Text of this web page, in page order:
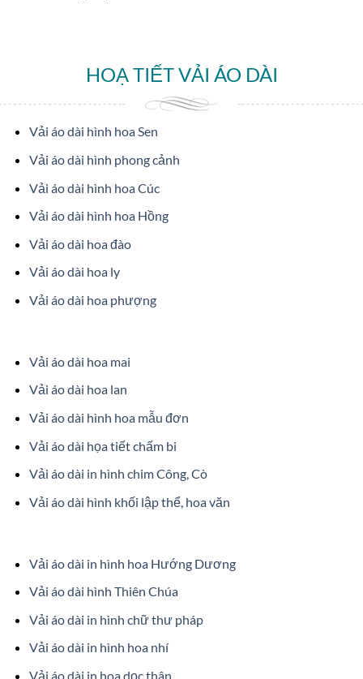
HOẠ TIẾT VẢI ÁO DÀI
Vải áo dài hình hoa Sen
Vải áo dài hình phong cảnh
Vải áo dài hình hoa Cúc
Vải áo dài hình hoa Hồng
Vải áo dài hoa đào
Vải áo dài hoa ly
Vải áo dài hoa phượng
Vải áo dài hoa mai
Vải áo dài hoa lan
Vải áo dài hình hoa mẫu đơn
Vải áo dài họa tiết chấm bi
Vải áo dài in hình chim Công, Cò
Vải áo dài hình khối lập thể, hoa văn
Vải áo dài in hình hoa Hướng Dương
Vải áo dài hình Thiên Chúa
Vải áo dài in hình chữ thư pháp
Vải áo dài in hình hoa nhí
Vải áo dài in hoa dọc thân